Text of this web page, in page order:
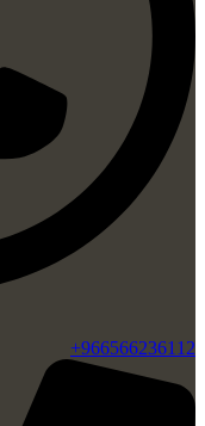
966566236112+